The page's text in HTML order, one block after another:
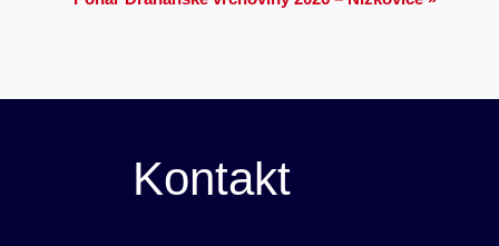
Kontakt